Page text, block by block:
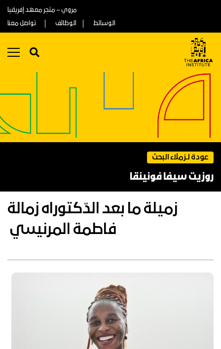
مروي – متجر معهد إفريقيا
الوسائط
الوظائف تواصل معنا
عودة لـزملاء البحث
روزيت سيفا فونينقا
زميلة ما بعد الدّكتوراه زمالة
فاطمة المرنيسي